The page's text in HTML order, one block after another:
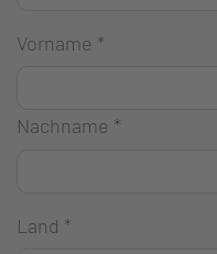
Vorname *
Nachname *
Land *